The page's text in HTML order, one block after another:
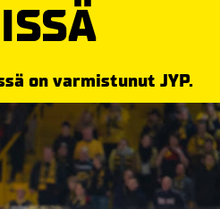
on varmistunut JYP.